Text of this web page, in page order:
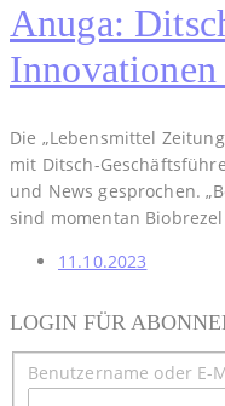
Anuga:
Innovationen
Die „Lebensmittel
mit Ditsch-
und News gesprochen.
sind momentan
11.10.2023
LOGIN FÜR
Benutzername oder E-